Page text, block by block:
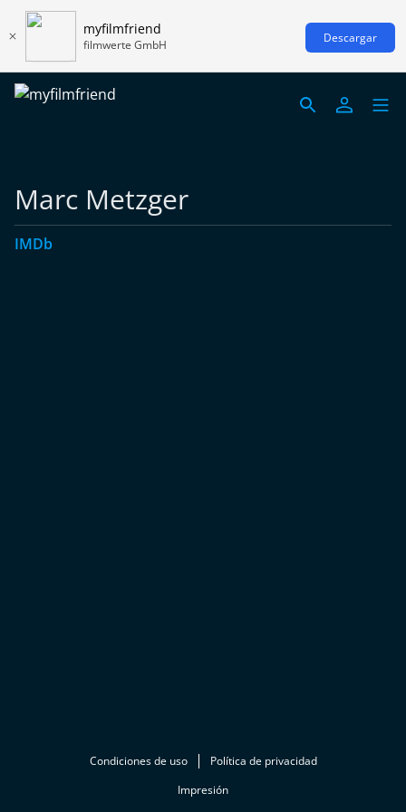
myfilmfriend
filmwerte GmbH Descargar
Marc Metzger
IMDb
Condiciones de uso
Política de privacidad
Impresión